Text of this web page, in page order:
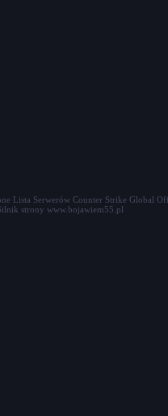
Lista Serwerów Counter Strike Global
strony www.bojawiem55.pl